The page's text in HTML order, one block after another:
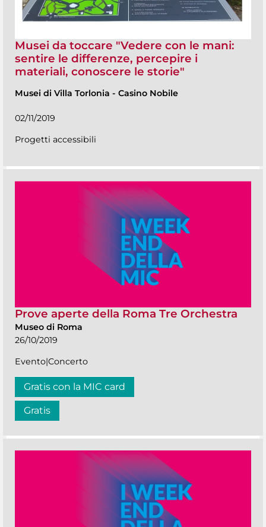
Musei da toccare "Vedere con le mani:
sentire le differenze, percepire i
materiali, conoscere le storie"
Musei di Villa Torlonia - Casino Nobile
02/11/2019
Progetti accessibili
Prove aperte della Roma Tre Orchestra
Museo di Roma
26/10/2019
Evento|Concerto
Gratis con la MIC card
Gratis